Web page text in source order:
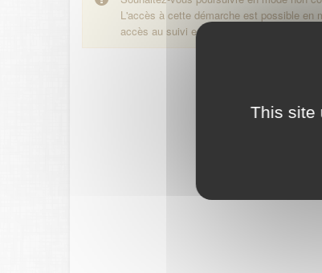
This site
L'accès à cette démarche est possible en
accès au suivi en ligne de la démarche.